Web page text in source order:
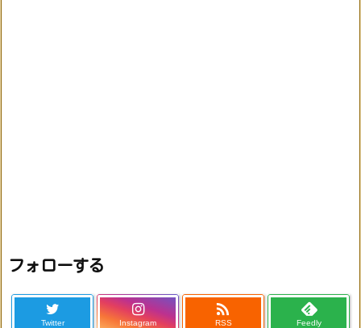
フォローする
Twitter Instagram

RSS Feedly